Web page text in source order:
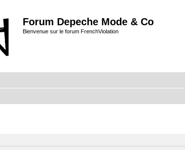
Forum Depeche Mode & Co
Bienvenue sur le forum FrenchViolation